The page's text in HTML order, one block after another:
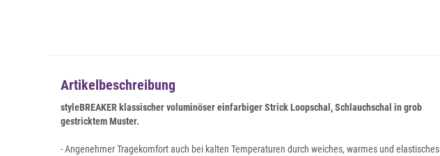
Artikelbeschreibung
styleBREAKER klassischer voluminöser einfarbiger Strick Loopschal, Schlauchschal in grob
gestricktem Muster.
- Angenehmer Tragekomfort auch bei kalten Temperaturen durch weiches, warmes und elastisches